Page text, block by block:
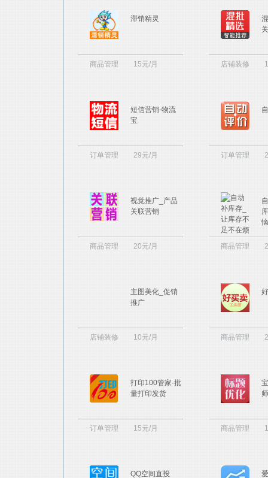
滞销精灵
商品管理 15元/月 店铺装修
短信营销-物流
宝
订单管理 29元/月 订单管理
视觉推广_产品
关联营销
商品管理 20元/月
恼
商品管理
主图美化_促销
推广
店铺装修 10元/月 商品管理
打印100管家-批
量打印发货
订单管理 15元/月
师
商品管理
QQ空间直投